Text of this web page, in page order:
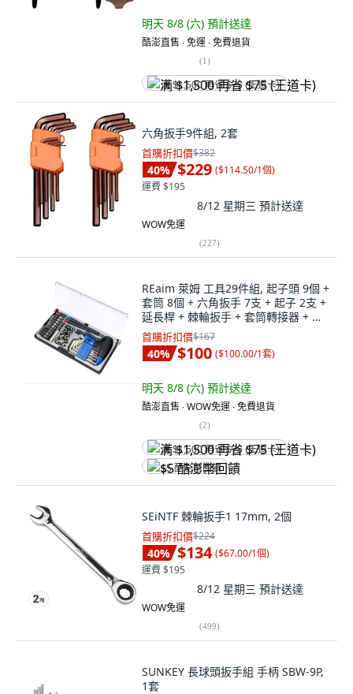
明天 8/8 (六) 預計送達
酷澎直售 ∙ 免運 ∙ 免費退貨
(1)
满 $1,500 再省 $75 (王道卡)
六角扳手9件組, 2套
首購折扣價$382
40% $229 ($114.50/1個)
運費 $195
8/12 星期三 預計送達
WOW免運
(227)
REaim 萊姆 工具29件組, 起子頭 9個 +
套筒 8個 + 六角扳手 7支 + 起子 2支 +
延長桿 + 棘輪扳手 + 套筒轉接器 + 盒,
1組
首購折扣價$167
40% $100 ($100.00/1套)
明天 8/8 (六) 預計送達
酷澎直售 ∙ WOW免運 ∙ 免費退貨
(2)
满 $1,500 再省 $75 (王道卡)
$5 酷澎幣回饋
SEiNTF 棘輪扳手1 17mm, 2個
首購折扣價$224
40% $134 ($67.00/1個)
運費 $195
8/12 星期三 預計送達
WOW免運
(499)
SUNKEY 長球頭扳手組 手柄 SBW-9P,
1套